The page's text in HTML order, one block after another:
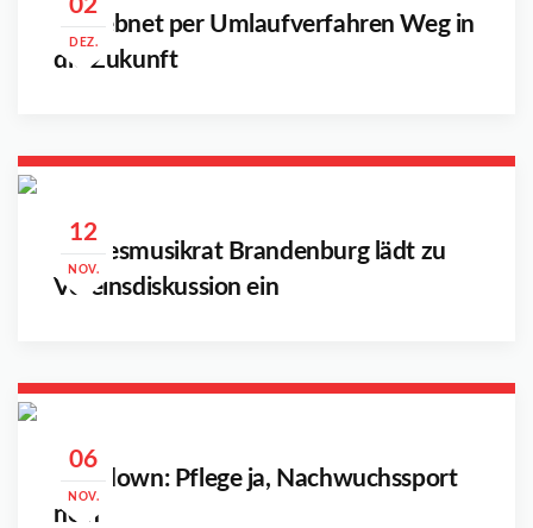
02
DEZ.
LSB ebnet per Umlaufverfahren Weg in
die Zukunft
12
NOV.
Landesmusikrat Brandenburg lädt zu
Vereinsdiskussion ein
06
NOV.
Lockdown: Pflege ja, Nachwuchssport
nein